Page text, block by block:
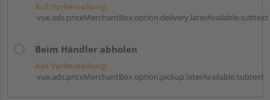
Auf Vorbestellung:
vue.ads.priceMerchantBox.option.delivery.laterAvailable.subtext
Beim Händler abholen
Auf Vorbestellung:
vue.ads.priceMerchantBox.option.pickup.laterAvailable.subtext